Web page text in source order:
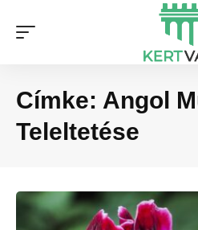
Címke: Angol
Teleltetése